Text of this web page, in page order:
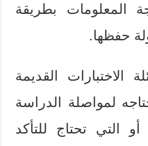
المعلومات بطريقة
حفظها.
الاختبارات القديمة
لمواصلة الدراسة
التي تحتاج للتأكد